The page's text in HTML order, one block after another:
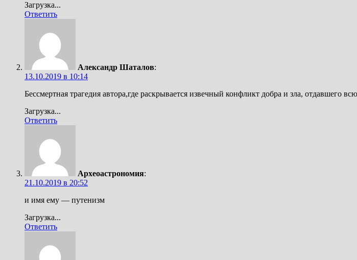
Загрузка...
Ответить
Александр Шаталов:
13.10.2019 в 10:14
Бессмертная трагедия автора,где раскрывается извечный конфликт добра и зла,
Загрузка...
Ответить
Археоастрономия:
21.10.2019 в 20:52
и имя ему — путенизм
Загрузка...
Ответить